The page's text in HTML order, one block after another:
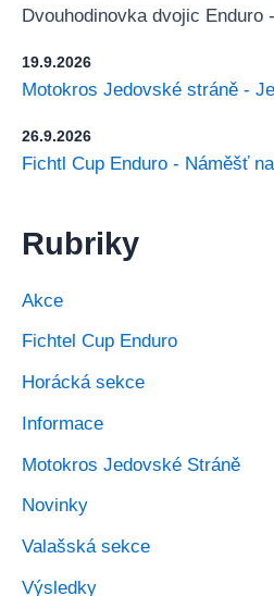
Dvouhodinovka dvojic Enduro
19.9.2026
Motokros Jedovské stráně -
26.9.2026
Fichtl Cup Enduro - Náměšť
Rubriky
Akce
Fichtel Cup Enduro
Horácká sekce
Informace
Motokros Jedovské Stráně
Novinky
Valašská sekce
Výsledky